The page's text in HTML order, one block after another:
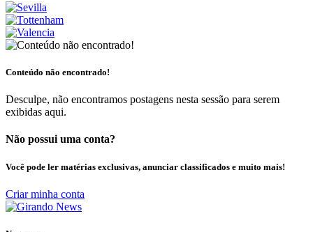
Conteúdo não encontrado!
Desculpe, não encontramos postagens nesta sessão para serem
exibidas aqui.
Não possui uma conta?
Você pode ler matérias exclusivas, anunciar classificados e muito mais!
Criar minha conta